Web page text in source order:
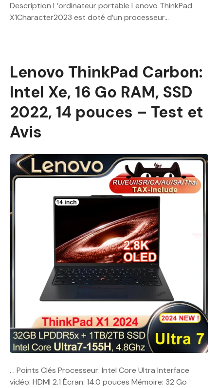
Description L’ordinateur portable Lenovo ThinkPad
X1Character2023 est doté d’un processeur…
Lenovo ThinkPad Carbon:
Intel Xe, 16 Go RAM, SSD
2022, 14 pouces – Test et
Avis
. . Points Clés Processeur: Intel Core Ultra Interface
vidéo: HDMI 2.1 Écran: 14.0 pouces Mémoire: 32 Go